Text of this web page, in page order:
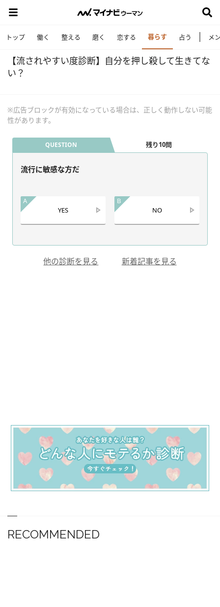
トップ 働く 整える 磨く 恋する 暮らす 占う メ
【流されやすい度診断】自分を押し殺して生きてな
い？
※広告ブロックが有効になっている場合は、正しく動作しない可能
性があります。
QUESTION 残り10問
流行に敏感な方だ
A
YES
B
NO
他の診断を見る 新着記事を見る
RECOMMENDED